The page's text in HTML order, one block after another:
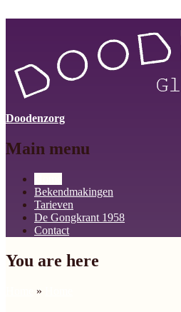
Doodenzorg
Main menu
Bekendmakingen
Tarieven
De Gongkrant 1958
Contact
You are here
»